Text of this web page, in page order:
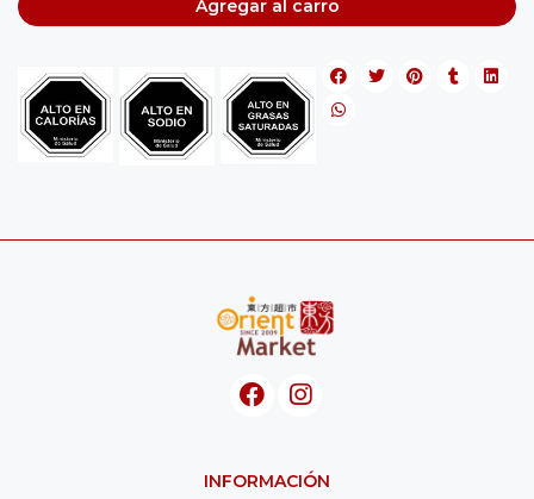
Agregar al carro
INFORMACIÓN